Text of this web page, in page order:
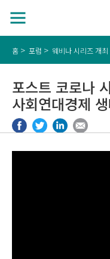
홈 포럼 웨비나 시리즈 개최
포스트 코로나
사회연대경제